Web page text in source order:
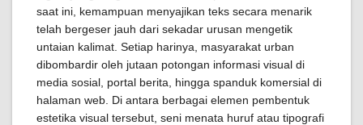
saat ini, kemampuan menyajikan teks secara menarik
telah bergeser jauh dari sekadar urusan mengetik
untaian kalimat. Setiap harinya, masyarakat urban
dibombardir oleh jutaan potongan informasi visual di
media sosial, portal berita, hingga spanduk komersial di
halaman web. Di antara berbagai elemen pembentuk
estetika visual tersebut, seni menata huruf atau tipografi